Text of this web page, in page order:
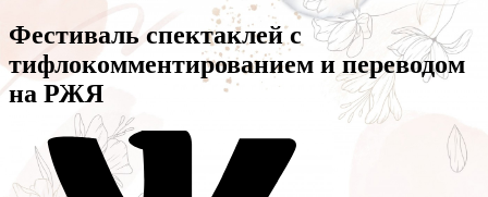
Фестиваль спектаклей с
тифлокомментированием и переводом
на РЖЯ